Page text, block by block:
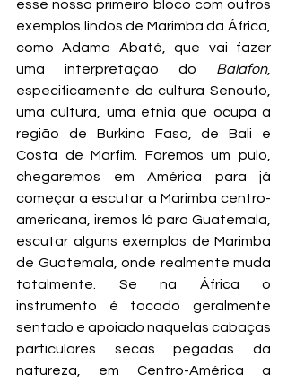
esse nosso primeiro bloco com outros
exemplos lindos de Marimba da África,
como Adama Abaté, que vai fazer
uma interpretação do Balafon,
especificamente da cultura Senoufo,
uma cultura, uma etnia que ocupa a
região de Burkina Faso, de Bali e
Costa de Marfim. Faremos um pulo,
chegaremos em América para já
começar a escutar a Marimba centro-
americana, iremos lá para Guatemala,
escutar alguns exemplos de Marimba
de Guatemala, onde realmente muda
totalmente. Se na África o
instrumento é tocado geralmente
sentado e apoiado naquelas cabaças
particulares secas pegadas da
natureza, em Centro-América a